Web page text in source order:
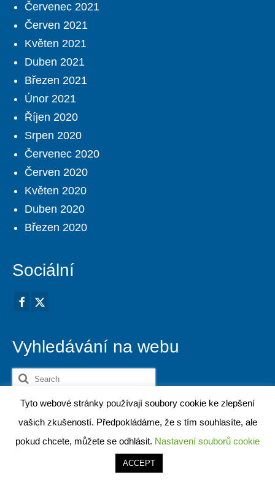
Červenec 2021
Červen 2021
Květen 2021
Duben 2021
Březen 2021
Únor 2021
Říjen 2020
Srpen 2020
Červenec 2020
Červen 2020
Květen 2020
Duben 2020
Březen 2020
Sociální
Vyhledávání na webu
Search
Tyto webové stránky používají soubory cookie ke zlepšení
vašich zkušeností. Předpokládáme, že s tím souhlasíte, ale
pokud chcete, můžete se odhlásit. Nastavení souborů cookie
ACCEPT
Chorvatský)